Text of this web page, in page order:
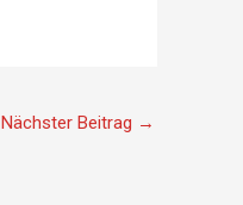
Nächster Beitrag →